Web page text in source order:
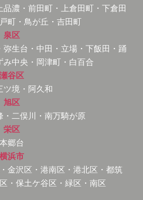
品濃・前田町・上倉田町・下倉田
町・鳥が丘・吉田町
泉区
生台・中田・立場・下飯田・踊
み中央・岡津町・白百合
瀬谷区
ツ境・阿久和
旭区
・二俣川・南万騎が原
栄区
本郷台
横浜市
金沢区・港南区・港北区・都筑
・保土ケ谷区・緑区・南区